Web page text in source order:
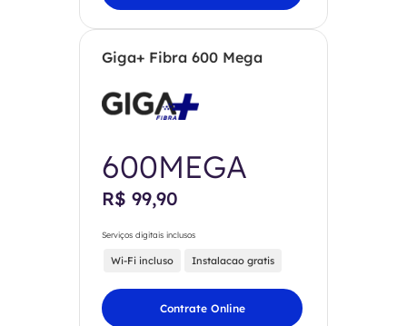
Giga+ Fibra 600 Mega
600MEGA
R$ 99,90
Serviços digitais inclusos
Wi-Fi incluso Instalacao gratis
Contrate Online